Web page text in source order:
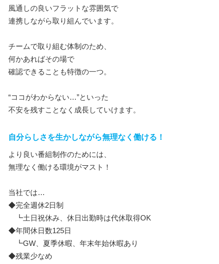
風通しの良いフラットな雰囲気で
連携しながら取り組んでいます。
チームで取り組む体制のため、
何かあればその場で
確認できることも特徴の一つ。
“ココがわからない…”といった
不安を残すことなく成長していけます。
自分らしさを生かしながら無理なく働ける！
より良い番組制作のためには、
無理なく働ける環境がマスト！
当社では…
◆完全週休2日制
┗土日祝休み、休日出勤時は代休取得OK
◆年間休日数125日
┗GW、夏季休暇、年末年始休暇あり
◆残業少なめ